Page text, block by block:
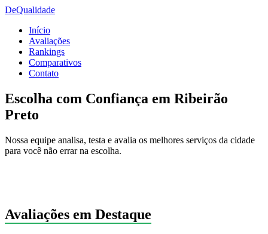
DeQualidade
Início
Avaliações
Rankings
Comparativos
Contato
Escolha com Confiança em Ribeirão
Preto
Nossa equipe analisa, testa e avalia os melhores serviços da cidade
para você não errar na escolha.
Avaliações em Destaque